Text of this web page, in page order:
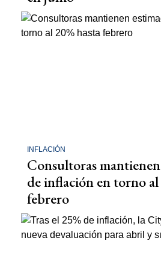
INFLACIÓN
Consultoras
de inflación en torno al
febrero